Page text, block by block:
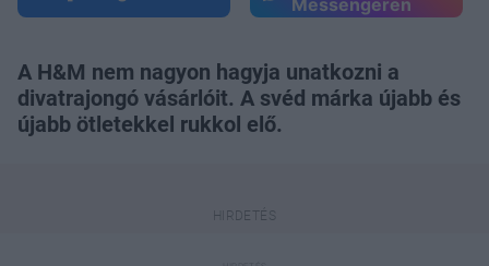
A H&M nem nagyon hagyja unatkozni a
divatrajongó vásárlóit. A svéd márka újabb és
újabb ötletekkel rukkol elő.